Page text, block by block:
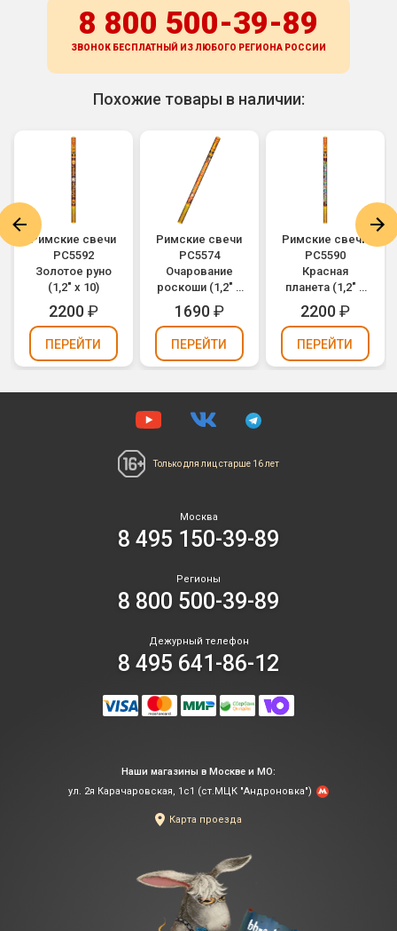
8 800 500-39-89
ЗВОНОК БЕСПЛАТНЫЙ ИЗ ЛЮБОГО РЕГИОНА РОССИИ
Похожие товары в наличии:
Римские свечи
РС5592
Золотое руно
(1,2" х 10)
2200₽
ПЕРЕЙТИ
Римские свечи
РС5574
Очарование
роскоши (1,2" х
8)
1690₽
ПЕРЕЙТИ
Римские свечи
РС5590
Красная
планета (1,2" х
10)
2200₽
ПЕРЕЙТИ
Только для лицстарше 16 лет
Москва
8 495 150-39-89
Регионы
8 800 500-39-89
Дежурный телефон
8 495 641-86-12
Наши магазины в Москве и МО:
ул. 2я Карачаровская, 1с1 (ст.МЦК "Андроновка")
Карта проезда